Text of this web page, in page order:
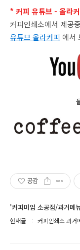
* 커피 유튜브 - 올라
커피인쇄소에서 제공
유튜브 올라커피 에서
공감
'커피미업 소공점/과거메
현재글 커피인쇄소 과